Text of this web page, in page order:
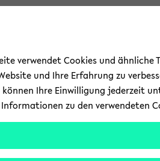
For­schung
verwendet Cookies und
und Ihre Erfahrung zu
können Ihre Einwilligung jederzeit
zu den verwendeten